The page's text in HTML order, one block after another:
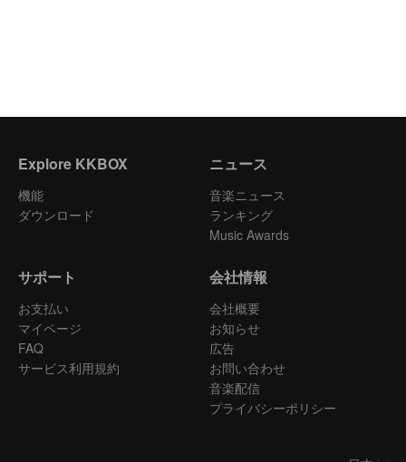
Explore KKBOX
機能
ダウンロード
ニュース
音楽ニュース
ランキング
Music Awards
サポート
お支払い
マイページ
FAQ
サービス利用規約
会社情報
会社概要
お知らせ
広告
お問い合わせ
音楽配信
プライバシーポリシー